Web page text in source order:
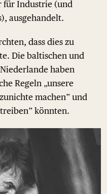
für Industrie (und
ausgehandelt.
dass dies zu
Die baltischen und
haben
Regeln „unsere
machen” und
könnten.